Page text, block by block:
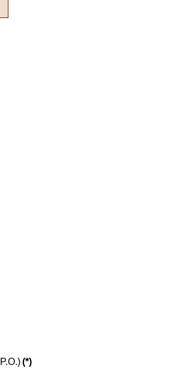
(*)